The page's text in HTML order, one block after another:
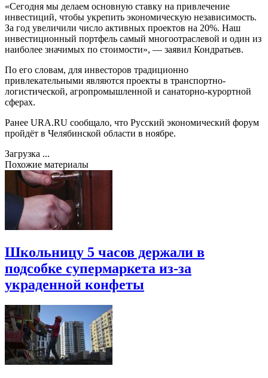
«Сегодня мы делаем основную ставку на привлечение
инвестиций, чтобы укрепить экономическую независимость.
За год увеличили число активных проектов на 20%. Наш
инвестиционный портфель самый многоотраслевой и один из
наиболее значимых по стоимости», — заявил Кондратьев.
По его словам, для инвесторов традиционно
привлекательными являются проекты в транспортно-
логистической, агропромышленной и санаторно-курортной
сферах.
Ранее URA.RU сообщало, что Русский экономический форум
пройдёт в Челябинской области в ноябре.
Загрузка ...
Похожие материалы
Школьницу 5 часов держали в
подсобке супермаркета из-за
украденной конфеты